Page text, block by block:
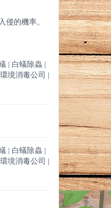
侵的機率。
| 白蟻除蟲 |
境消毒公司 |
| 白蟻除蟲 |
境消毒公司 |